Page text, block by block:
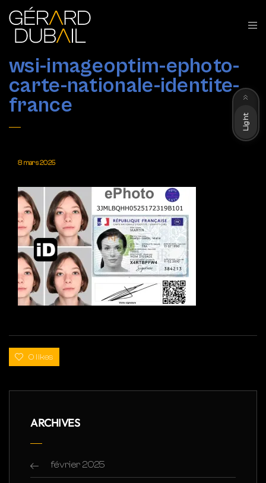
wsi-imageoptim-ephoto-
carte-nationale-identite-
france
8 mars 2025
0 likes
ARCHIVES
février 2025
Light
Dark